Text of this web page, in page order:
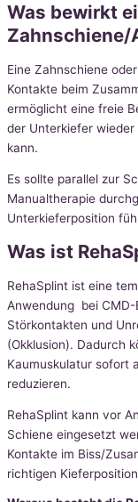
Was bewirkt
Eine Zahnschiene
Kontakte beim
ermöglicht eine freie
der Unterkiefer
kann.
Es sollte parallel zur
Manualtherapie
Unterkieferposition
Was ist
RehaSplint ist eine
Anwendung bei CMD-
Störkontakten und
(Okklusion). Dadurch
Kaumuskulatur sofort
reduzieren.
RehaSplint kann vor
Schiene eingesetzt
Kontakte im Biss/
richtigen